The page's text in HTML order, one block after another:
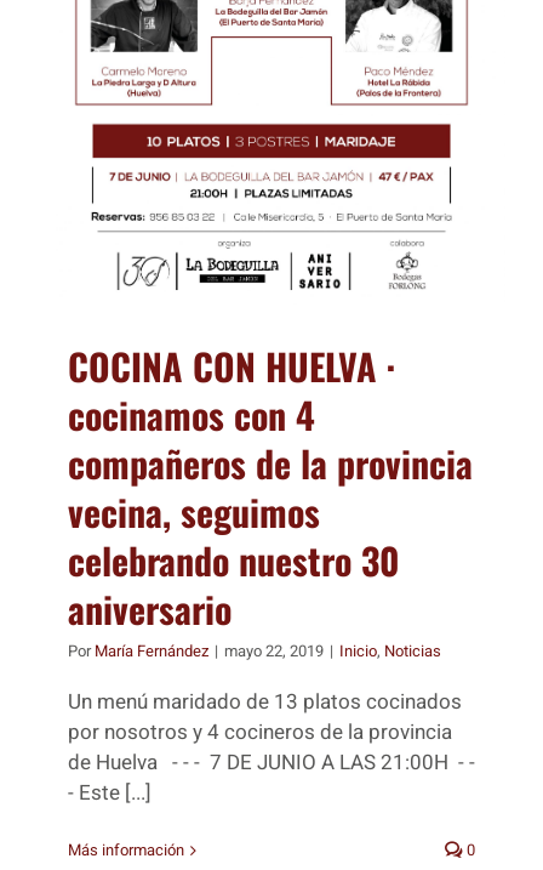
COCINA CON HUELVA ·
cocinamos con 4
compañeros de la provincia
vecina, seguimos
celebrando nuestro 30
aniversario
PorMaría Fernández | mayo 22, 2019 | Inicio, Noticias
Un menú maridado de 13 platos cocinados
por nosotros y 4 cocineros de la provincia
de Huelva - - - 7 DE JUNIO A LAS 21:00H - -
- Este [...]
Más información 0